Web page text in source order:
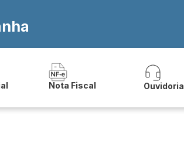
Nota Fiscal Ouvidoria